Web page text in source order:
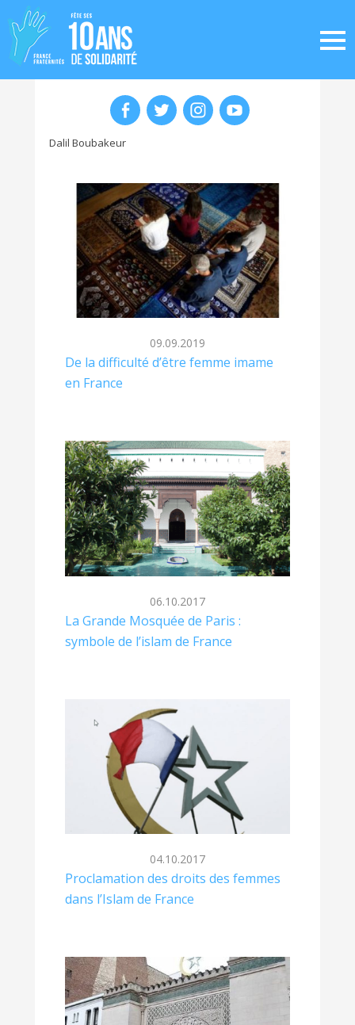
Dalil Boubakeur
09.09.2019
De la difficulté d’être femme imame
en France
06.10.2017
La Grande Mosquée de Paris :
symbole de l’islam de France
04.10.2017
Proclamation des droits des femmes
dans l’Islam de France